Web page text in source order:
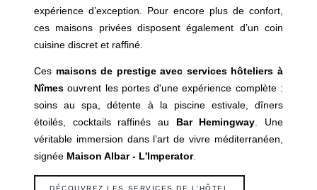
expérience d’exception. Pour encore plus de confort,
ces maisons privées disposent également d’un coin
cuisine discret et raffiné.
Ces maisons de prestige avec services hôteliers à
Nîmes ouvrent les portes d'une expérience complète :
soins au spa, détente à la piscine estivale, dîners
étoilés, cocktails raffinés au
Bar Hemingway. Une
véritable immersion dans l’art de vivre méditerranéen,
signée Maison Albar - L'Imperator.
DÉCOUVREZ LES SERVICES DE L'HÔTEL